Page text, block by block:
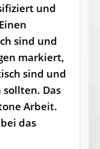
und
sind und
markiert,
sind und
Das
Arbeit.
das